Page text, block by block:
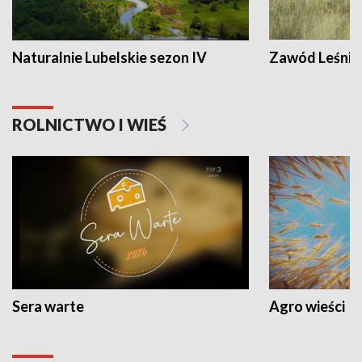
Naturalnie Lubelskie sezon IV Zawód Leśnik
ROLNICTWO I WIEŚ
Sera warte Agro wieści